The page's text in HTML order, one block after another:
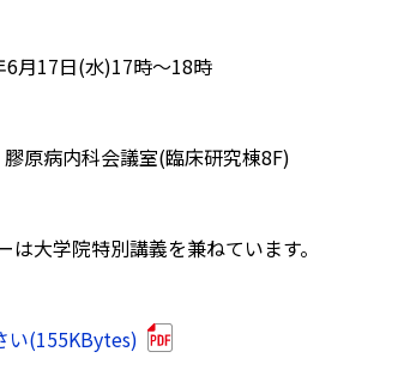
6月17日(水)17時～18時
原病内科会議室(臨床研究棟8F)
大学院特別講義を兼ねています。
い(155KBytes)